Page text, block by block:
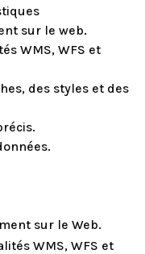
sur le web.
WMS, WFS et
des styles et des
sur le Web.
WMS, WFS et